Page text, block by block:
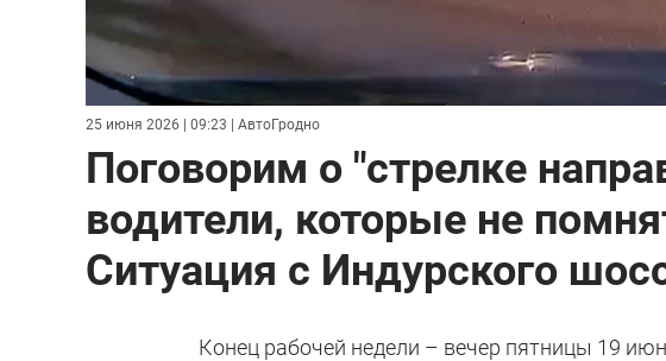
25 июня 2026 | 09:23 | АвтоГродно
Поговорим о "стрелке
водители, которые не
Ситуация с Индурского
Конец рабочей недели – вечер пятницы 19